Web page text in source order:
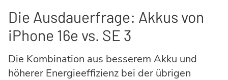
Die Ausdauerfrage: Akkus von
iPhone 16e vs. SE 3
Die Kombination aus besserem Akku und
höherer Energieeffizienz bei der übrigen